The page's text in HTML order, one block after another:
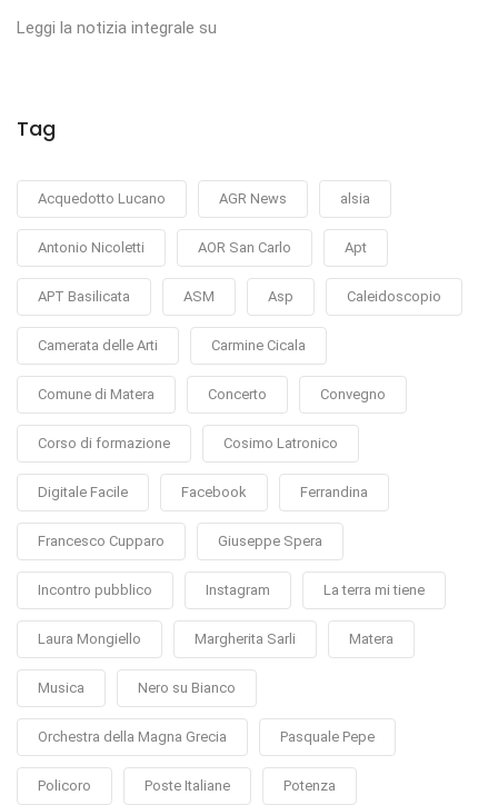
Leggi la notizia integrale su
Tag
Acquedotto Lucano AGR News alsia
Antonio Nicoletti AOR San Carlo Apt
APT Basilicata ASM Asp Caleidoscopio
Camerata delle Arti Carmine Cicala
Comune di Matera Concerto Convegno
Corso di formazione Cosimo Latronico
Digitale Facile Facebook Ferrandina
Francesco Cupparo Giuseppe Spera
Incontro pubblico Instagram La terra mi tiene
Laura Mongiello Margherita Sarli Matera
Musica Nero su Bianco
Orchestra della Magna Grecia Pasquale Pepe
Policoro Poste Italiane Potenza